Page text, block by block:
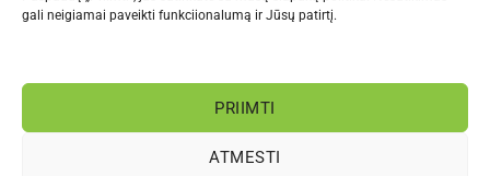
gali neigiamai paveikti funkciionalumą ir Jūsų patirtį.
PRIIMTI
ATMESTI